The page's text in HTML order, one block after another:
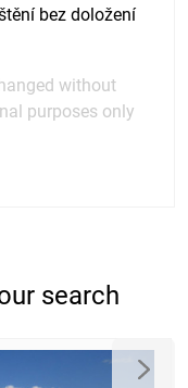
bez doložení
without
purposes only
search